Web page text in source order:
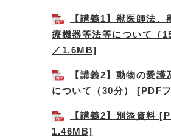
【講義1】獣医師法
療機器等法等について（
／1.6MB]
【講義2】動物の愛
について（30分） [PDF
【講義2】別添資料
1.46MB]